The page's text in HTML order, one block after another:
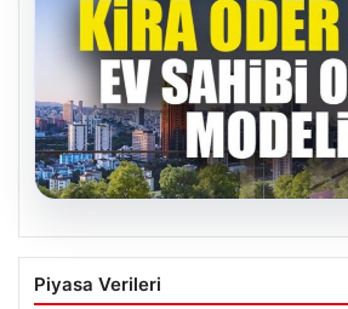
09.08.2026
DAP Yapı’dan Yenilikçi
Ödeyen Ev Modeli: Emlak
Piyasa Verileri